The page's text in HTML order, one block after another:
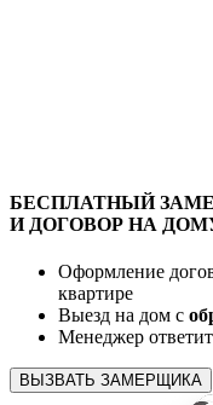
БЕСПЛАТНЫЙ
И ДОГОВОР НА
Оформление
квартире
Выезд на дом с
Менеджер
ВЫЗВАТЬ ЗАМЕРЩИКА